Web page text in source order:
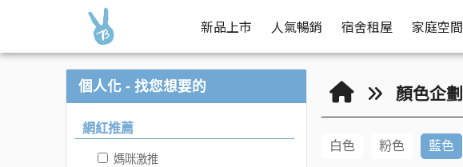
藍色 | Buy2 生活購物網
新品上市 人氣暢銷 宿舍租屋 家庭空間
個人化 - 找您想要的
網紅推薦
媽咪激推
顏色企劃
白色 粉色 藍色